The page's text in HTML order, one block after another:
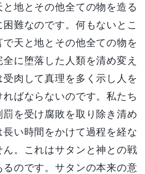
地とその他全ての物を造る
難なのです。何もないとこ
天と地とその他全ての物を
に堕落した人類を清め変え
肉して真理を多く示し人を
ばならないのです。私たち
を受け腐敗を取り除き清め
長い時間をかけて過程を経な
。これはサタンと神との戦
のです。サタンの本来の意